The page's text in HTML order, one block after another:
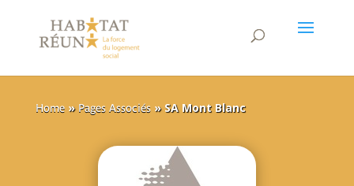
Home» Pages Associés» SA Mont Blanc